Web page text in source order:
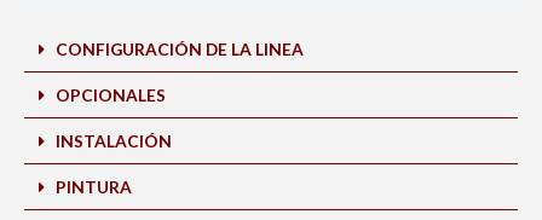
CONFIGURACIÓN DE LA LINEA
OPCIONALES
INSTALACIÓN
PINTURA